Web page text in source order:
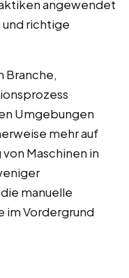
angewendet
richtige
Branche,
Umgebungen
mehr auf
Maschinen in
manuelle
im Vordergrund